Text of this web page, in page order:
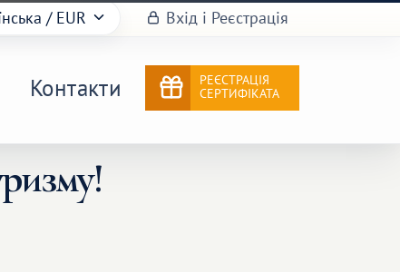
/ EUR Вхід і Реєстрація
Контакти
РЕЄСТРАЦІЯ
СЕРТИФІКАТА